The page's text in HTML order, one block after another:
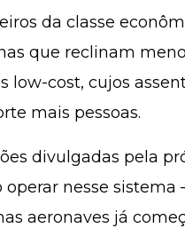
da classe
que reclinam
low-cost, cujos
mais pessoas.
divulgadas pela
nesse sistema
aeronaves já